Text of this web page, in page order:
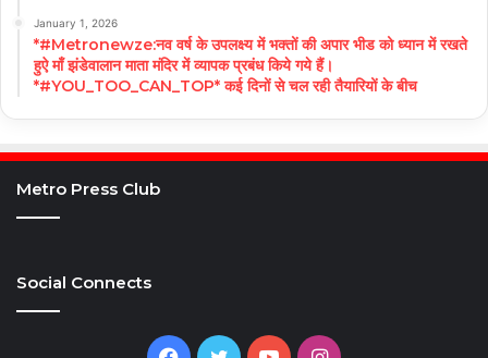
January 1, 2026
*#Metronewze:नव वर्ष के उपलक्ष्य में भक्तों की अपार भीड को ध्यान में रखते
हुऐ माँ झंडेवालान माता मंदिर में व्यापक प्रबंध किये गये हैं।
*#YOU_TOO_CAN_TOP* कई दिनों से चल रही तैयारियों के बीच
Metro Press Club
Social Connects